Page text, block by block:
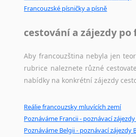
Francouzské písničky a písně
cestování a zájezdy
Aby francouzština nebyla jen
rubrice naleznete různé
nabídky na konkrétní zájezdy
Reálie francouzsky mluvících zemí
Poznáváme Francii - poznávací
Poznáváme Belgii - poznávací zájezdy